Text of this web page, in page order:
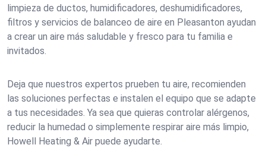
limpieza de ductos, humidificadores, deshumidificadores,
filtros y servicios de balanceo de aire en Pleasanton ayudan
a crear un aire más saludable y fresco para tu familia e
invitados.
Deja que nuestros expertos prueben tu aire, recomienden
las soluciones perfectas e instalen el equipo que se adapte
a tus necesidades. Ya sea que quieras controlar alérgenos,
reducir la humedad o simplemente respirar aire más limpio,
Howell Heating & Air puede ayudarte.